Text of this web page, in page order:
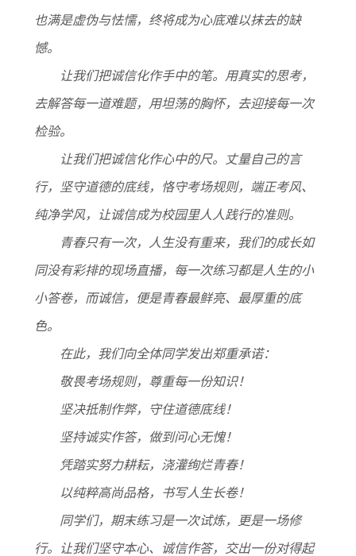
也满是虚伪与怯懦，终将成为心底难以抹去的缺
憾。
让我们把诚信化作手中的笔。用真实的思考，
去解答每一道难题，用坦荡的胸怀，去迎接每一次
检验。
让我们把诚信化作心中的尺。丈量自己的言
行，坚守道德的底线，恪守考场规则，端正考风、
纯净学风，让诚信成为校园里人人践行的准则。
青春只有一次，人生没有重来，我们的成长如
同没有彩排的现场直播，每一次练习都是人生的小
小答卷，而诚信，便是青春最鲜亮、最厚重的底
色。
在此，我们向全体同学发出郑重承诺：
敬畏考场规则，尊重每一份知识！
坚决抵制作弊，守住道德底线！
坚持诚实作答，做到问心无愧！
凭踏实努力耕耘，浇灌绚烂青春！
以纯粹高尚品格，书写人生长卷！
同学们，期末练习是一次试炼，更是一场修
行。让我们坚守本心、诚信作答，交出一份对得起